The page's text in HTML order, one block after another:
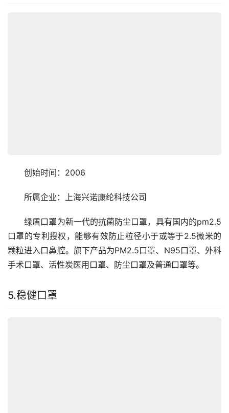
创始时间：2006
所属企业：上海兴诺康纶科技公司
绿盾口罩为新一代的抗菌防尘口罩，具有国内的pm2.5
口罩的专利授权，能够有效防止粒径小于或等于2.5微米的
颗粒进入口鼻腔。旗下产品为PM2.5口罩、N95口罩、外科
手术口罩、活性炭医用口罩、防尘口罩及普通口罩等。
5.稳健口罩